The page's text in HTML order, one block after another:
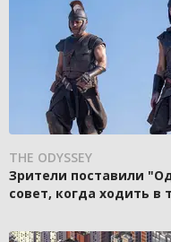
THE ODYSSEY
Зрители поставили
совет, когда ходить в